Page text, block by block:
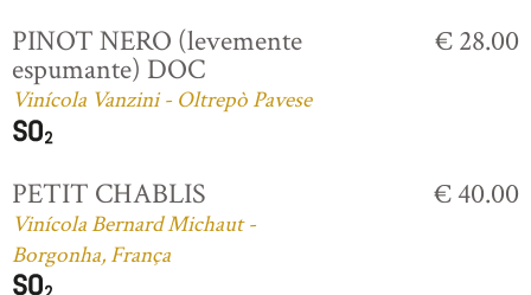
PINOT NERO (levemente
espumante) DOC
Vinícola Vanzini - Oltrepò Pavese
€ 28.00
PETIT CHABLIS
Vinícola Bernard Michaut -
Borgonha, França
€ 40.00